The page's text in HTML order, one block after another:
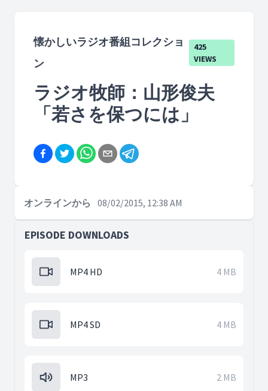
懐かしいラジオ番組コレクショ
ン
425
VIEWS
ラジオ牧師：山形俊夫
「若さを保つには」
オンラインから 08/02/2015, 12:38 AM
EPISODE DOWNLOADS
MP4 HD 4 MB
MP4 SD 4 MB
MP3 2 MB